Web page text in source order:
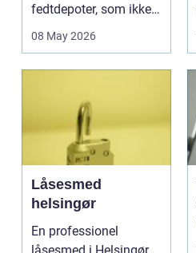
fedtdepoter, som ikke
08 May 2026
Låsesmed
helsingør
En professionel
låsesmed i Helsingør